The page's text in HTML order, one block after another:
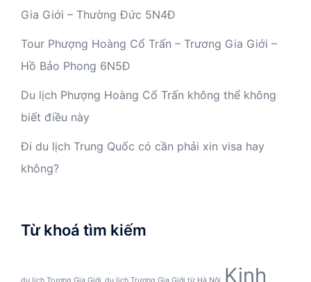
Gia Giới – Thường Đức 5N4Đ
Tour Phượng Hoàng Cổ Trấn – Trương Gia Giới –
Hồ Bảo Phong 6N5Đ
Du lịch Phượng Hoàng Cổ Trấn không thể không
biết điều này
Đi du lịch Trung Quốc có cần phải xin visa hay
không?
Từ khoá tìm kiếm
du lịch Trương Gia Giới du lịch Trương Gia Giới từ Hà Nội
Kinh